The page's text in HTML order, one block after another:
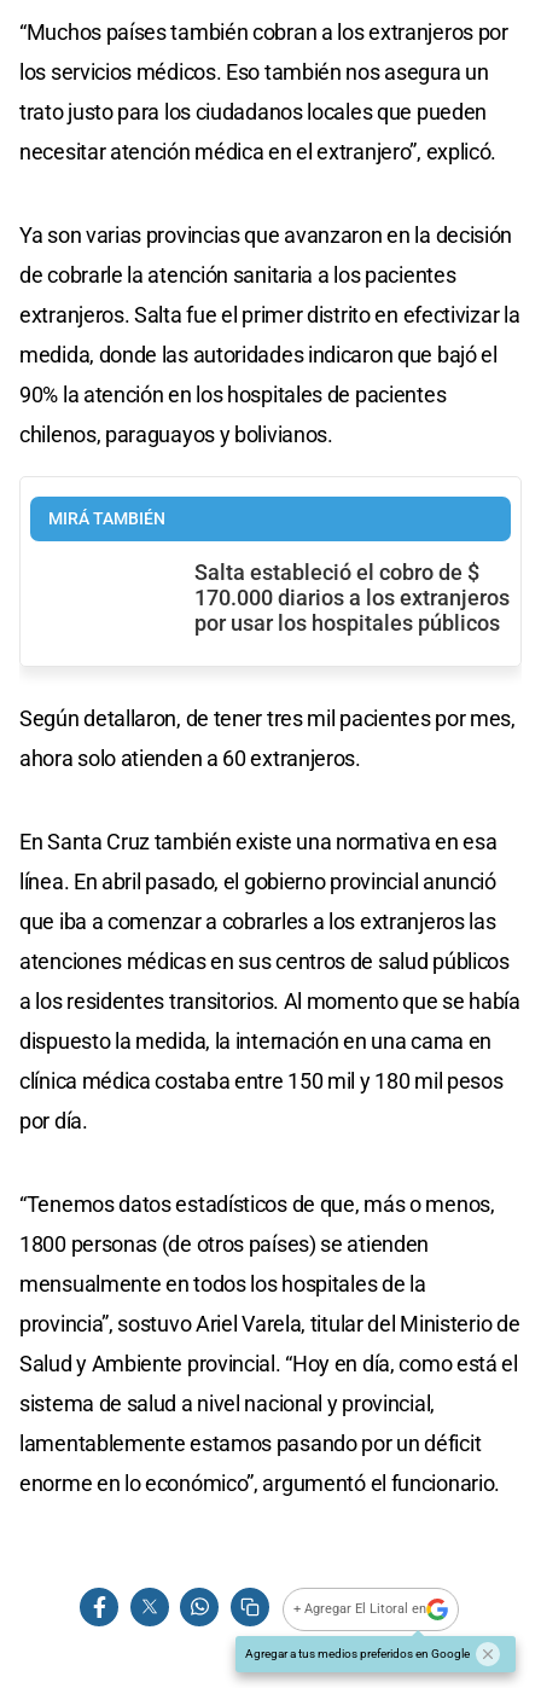
“Muchos países también cobran a los extranjeros por
los servicios médicos. Eso también nos asegura un
trato justo para los ciudadanos locales que pueden
necesitar atención médica en el extranjero”, explicó.
Ya son varias provincias que avanzaron en la decisión
de cobrarle la atención sanitaria a los pacientes
extranjeros. Salta fue el primer distrito en efectivizar la
medida, donde las autoridades indicaron que bajó el
90% la atención en los hospitales de pacientes
chilenos, paraguayos y bolivianos.
MIRÁ TAMBIÉN
Salta estableció el cobro de $
170.000 diarios a los extranjeros
por usar los hospitales públicos
Según detallaron, de tener tres mil pacientes por mes,
ahora solo atienden a 60 extranjeros.
En Santa Cruz también existe una normativa en esa
línea. En abril pasado, el gobierno provincial anunció
que iba a comenzar a cobrarles a los extranjeros las
atenciones médicas en sus centros de salud públicos
a los residentes transitorios. Al momento que se había
dispuesto la medida, la internación en una cama en
clínica médica costaba entre 150 mil y 180 mil pesos
por día.
“Tenemos datos estadísticos de que, más o menos,
1800 personas (de otros países) se atienden
mensualmente en todos los hospitales de la
provincia”, sostuvo Ariel Varela, titular del Ministerio de
Salud y Ambiente provincial. “Hoy en día, como está el
sistema de salud a nivel nacional y provincial,
lamentablemente estamos pasando por un déficit
enorme en lo económico”, argumentó el funcionario.
+ Agregar El Litoral en
Agregar a tus medios preferidos en Google